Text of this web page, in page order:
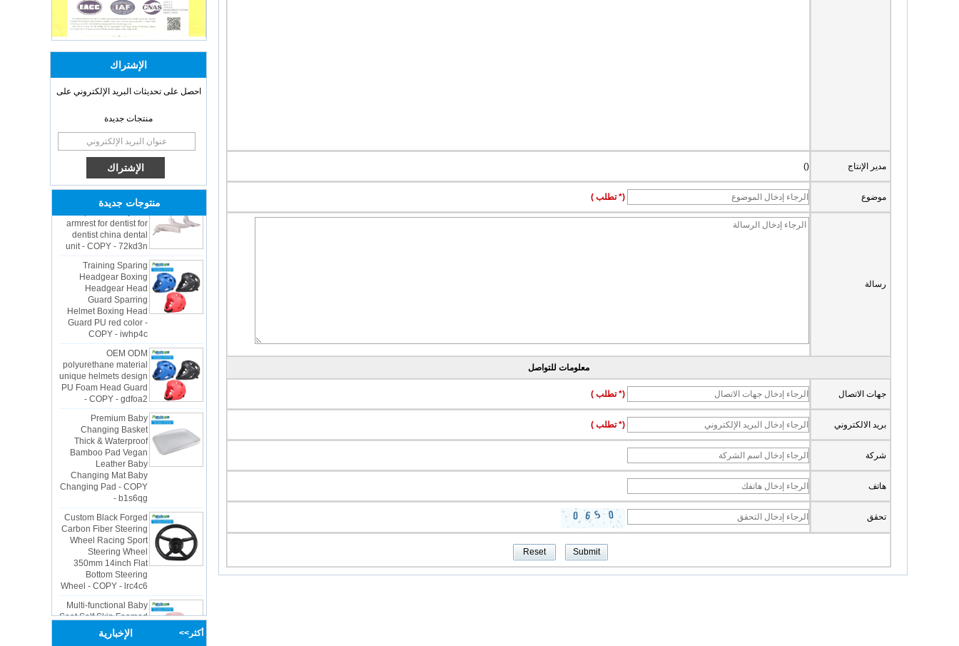
الإشتراك
احصل على تحديثات البريد الإلكتروني على
منتجات جديدة
منتوجات جديدة
OEM ODM
polyurethane material
unique helmets 2025
design PU Foam Head
Guard - COPY - sbtssd
High quality factory
armrest for dentist for
dentist china dental
unit - COPY - 72kd3n
Training Sparing
Headgear Boxing
Headgear Head
Guard Sparring
Helmet Boxing Head
Guard PU red color -
COPY - iwhp4c
OEM ODM
polyurethane material
unique helmets design
PU Foam Head Guard
- COPY - gdfoa2
Premium Baby
Changing Basket
Thick & Waterproof
Bamboo Pad Vegan
Leather Baby
Changing Mat Baby
Changing Pad - COPY
- b1s6qg
Custom Black Forged
Carbon Fiber Steering
Wheel Racing Sport
Steering Wheel
350mm 14inch Flat
Bottom Steering
Wheel - COPY - lrc4c6
Multi-functional Baby
Seat Self Skin Foamed
Portable The Baby
Floor Seat - COPY -
teg2uoالإخبارية أكثر>>
مدير الإنتاج ()
موضوع (* تطلب )
رسالة
معلومات للتواصل
جهات الاتصال (* تطلب )
بريد الالكتروني (* تطلب )
شركة
هاتف
تحقق